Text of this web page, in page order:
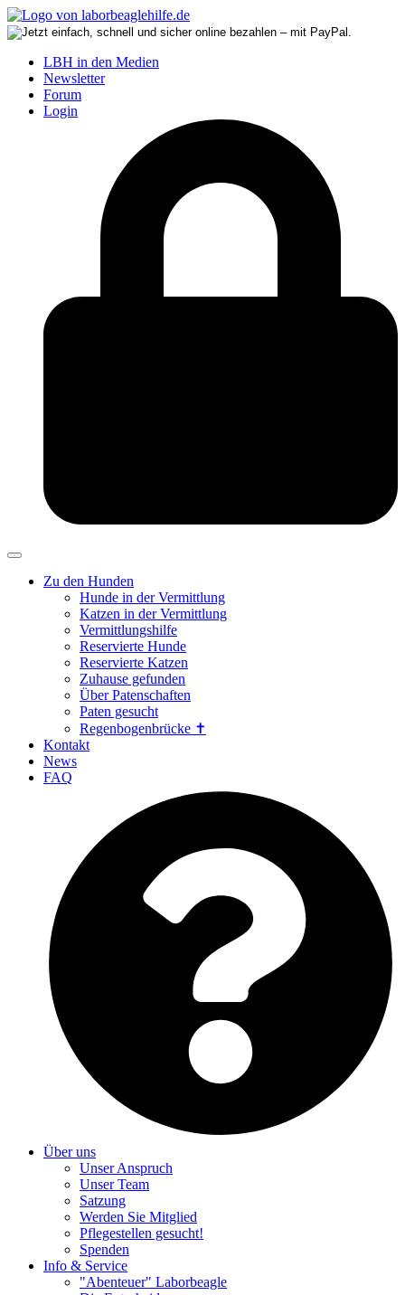
LBH in den Medien
Newsletter
Forum
Login
Zu den Hunden
Hunde in der Vermittlung
Katzen in der Vermittlung
Vermittlungshilfe
Reservierte Hunde
Reservierte Katzen
Zuhause gefunden
Über Patenschaften
Paten gesucht
Regenbogenbrücke ✝
Kontakt
News
FAQ
Über uns
Unser Anspruch
Unser Team
Satzung
Werden Sie Mitglied
Pflegestellen gesucht!
Spenden
Info & Service
"Abenteuer" Laborbeagle